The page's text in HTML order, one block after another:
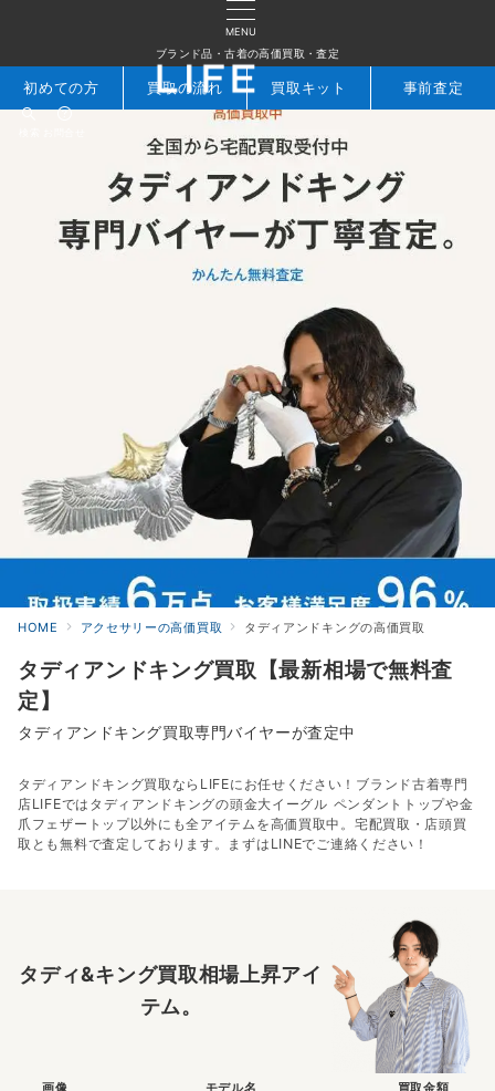
MENU
ブランド品・古着の高価買取・査定
初めての方 買取の流れ 買取キット 事前査定
HOME アクセサリーの高価買取 タディアンドキングの高価買取
タディアンドキング買取【最新相場で無料査
定】
タディアンドキング買取専門バイヤーが査定中
タディアンドキング買取ならLIFEにお任せください！ブランド古着専門
店LIFEではタディアンドキングの頭金大イーグル ペンダントトップや金
爪フェザートップ以外にも全アイテムを高価買取中。宅配買取・店頭買
取とも無料で査定しております。まずはLINEでご連絡ください！
タディ&キング買取相場上昇アイ
テム。
画像 モデル名 買取金額